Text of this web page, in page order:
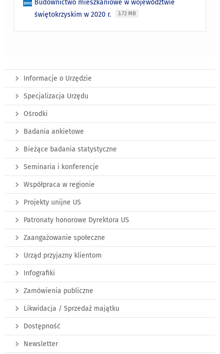
Budownictwo mieszkaniowe w województwie
świętokrzyskim w 2020 r.
3.72 MB
Informacje o Urzędzie
Specjalizacja Urzędu
Ośrodki
Badania ankietowe
Bieżące badania statystyczne
Seminaria i konferencje
Współpraca w regionie
Projekty unijne US
Patronaty honorowe Dyrektora US
Zaangażowanie społeczne
Urząd przyjazny klientom
Infografiki
Zamówienia publiczne
Likwidacja / Sprzedaż majątku
Dostępność
Newsletter